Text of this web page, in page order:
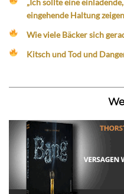
eingehende Haltung
Wie viele Bäcker sich
Kitsch und Tod und